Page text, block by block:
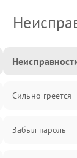
Сильно греется
Забыл пароль